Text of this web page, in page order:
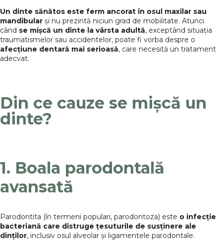
Un dinte sănătos este ferm ancorat în osul maxilar sau
mandibular și nu prezintă niciun grad de mobilitate. Atunci
când se mișcă un dinte la vârsta adultă, exceptând situația
traumatismelor sau accidentelor, poate fi vorba despre o
afecțiune dentară mai serioasă, care necesită un tratament
adecvat.
Din ce cauze se mișcă un
dinte?
1. Boala parodontală
avansată
Parodontita (în termeni populari, parodontoza) este o infecție
bacteriană care distruge țesuturile de susținere ale
dinților, inclusiv osul alveolar și ligamentele parodontale.